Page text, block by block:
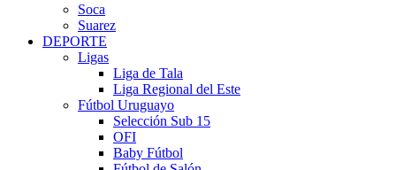
Soca
Suarez
DEPORTE
Ligas
Liga de Tala
Liga Regional del Este
Fútbol Uruguayo
Selección Sub 15
OFI
Baby Fútbol